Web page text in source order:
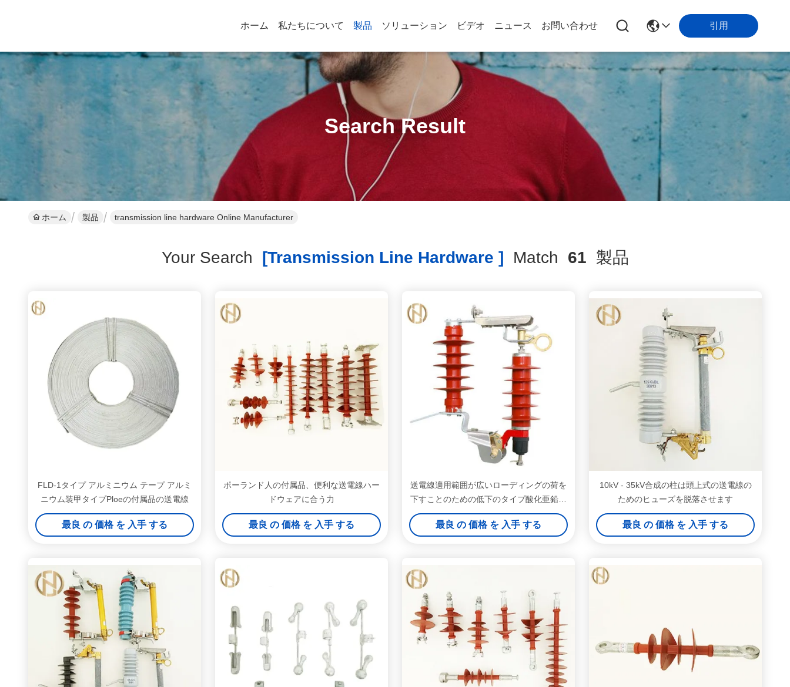
ホーム 私たちについて 製品 ソリューション ビデオ ニュース お問い合わせ 引用
Search Result
ホーム 製品 transmission line hardware Online Manufacturer
Your Search [transmission Line Hardware ] Match 61 製品
FLD-1タイプ アルミニウム テープ アルミ
ニウム装甲タイプPloeの付属品の送電線
最良 の 価格 を 入手 する
ポーランド人の付属品、便利な送電線ハー
ドウェアに合う力
最良 の 価格 を 入手 する
送電線適用範囲が広いローディングの荷を
下すことのための低下のタイプ酸化亜鉛の
防止装置
最良 の 価格 を 入手 する
10kV - 35kV合成の柱は頭上式の送電線の
ためのヒューズを脱落させます
最良 の 価格 を 入手 する